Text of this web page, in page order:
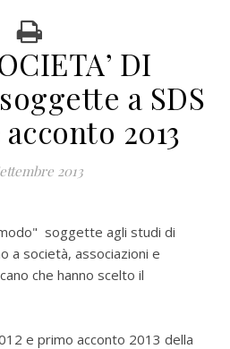
DI
a SDS
2013
2013
soggette agli studi di
a società, associazioni e
che hanno scelto il
e primo acconto 2013 della